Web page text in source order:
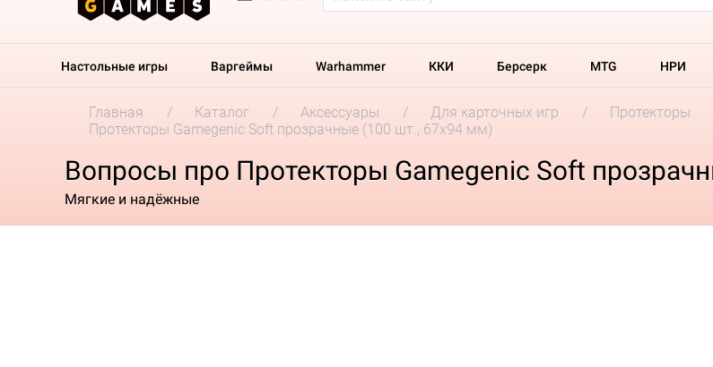
Настольные игры Варгеймы Warhammer ККИ Берсерк MTG НРИ
Главная Каталог Аксессуары Для карточных игр Протекторы
Протекторы Gamegenic Soft прозрачные (100 шт., 67x94 мм)
Вопросы про Протекторы Gamegenic Soft
Мягкие и надёжные